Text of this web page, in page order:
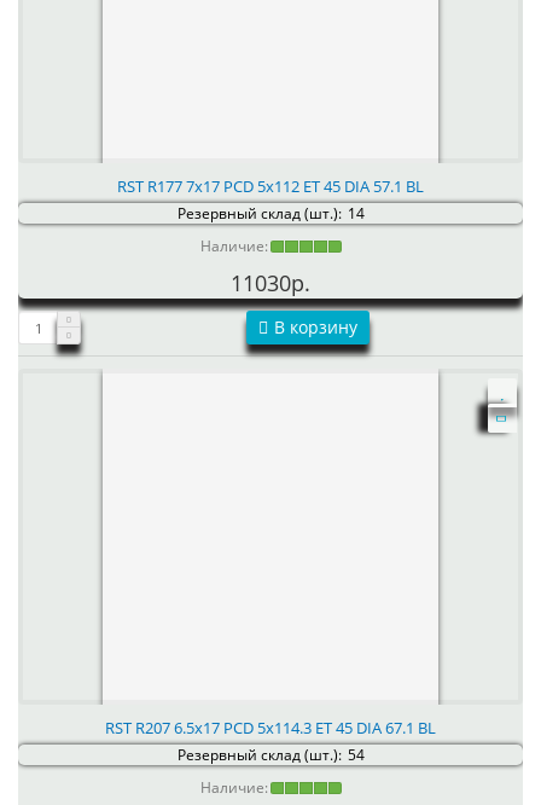
RST R177 7x17 PCD 5x112 ET 45 DIA 57.1 BL
Резервный склад (шт.): 14
Наличие:
11030р.
В корзину
RST R207 6.5x17 PCD 5x114.3 ET 45 DIA 67.1 BL
Резервный склад (шт.): 54
Наличие: